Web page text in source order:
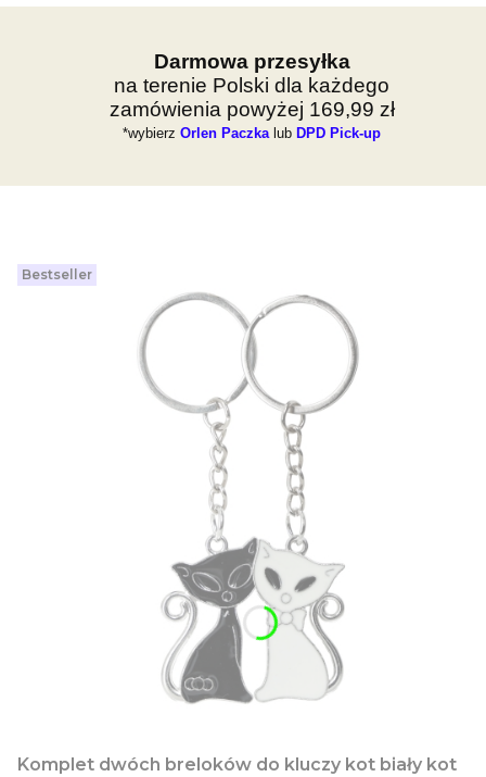
Darmowa przesyłka
na terenie Polski dla każdego
zamówienia powyżej 169,99 zł
*wybierz Orlen Paczkalub DPD Pick-up
Bestseller
Komplet dwóch breloków do kluczy kot biały kot